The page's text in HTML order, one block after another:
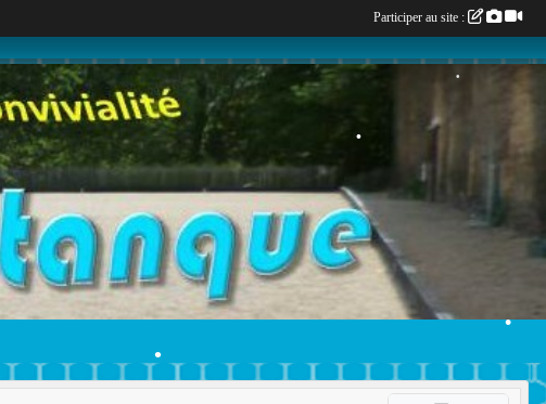
Participer au site :
•
•
•